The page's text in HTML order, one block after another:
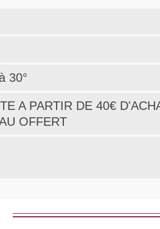
30°
A PARTIR DE 40€
OFFERT